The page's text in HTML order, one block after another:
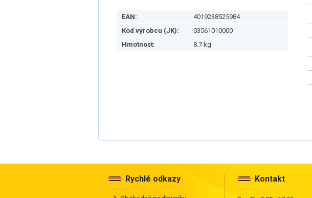
EAN:
4019238525984
Kód výrobcu (JK):
03561010000
Hmotnost:
8.7 kg
Rychlé odkazy Kontakt